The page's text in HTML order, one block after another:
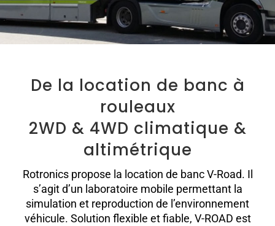
De la location de banc à
rouleaux
2WD & 4WD climatique &
altimétrique
Rotronics propose la location de banc V-Road. Il
s’agit d’un laboratoire mobile permettant la
simulation et reproduction de l’environnement
véhicule. Solution flexible et fiable, V-ROAD est